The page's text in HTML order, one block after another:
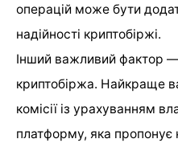
операцій може бути
надійності криптобіржі.
Інший важливий фактор —
криптобіржа. Найкраще
комісії із урахуванням
платформу, яка пропонує